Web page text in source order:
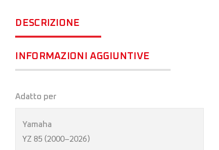
DESCRIZIONE
INFORMAZIONI AGGIUNTIVE
Adatto per
Yamaha
YZ 85 (2000–2026)